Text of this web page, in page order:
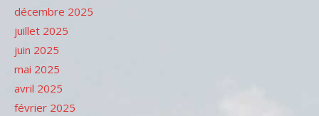
décembre 2025
juillet 2025
juin 2025
mai 2025
avril 2025
février 2025